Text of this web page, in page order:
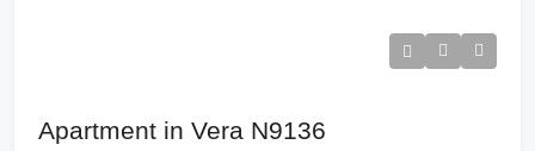
Apartment in Vera N9136